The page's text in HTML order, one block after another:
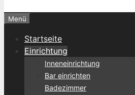
Menü
Startseite
Einrichtung
Inneneinrichtung
Bar einrichten
Badezimmer